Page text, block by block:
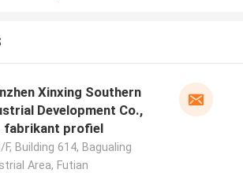
Xinxing Southern
Development Co.,
fabrikant profiel
F, Building 614, Bagualing
Area, Futian